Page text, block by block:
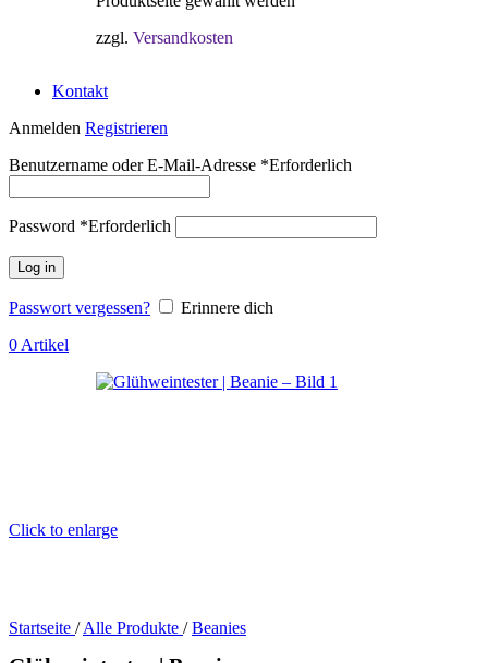
zzgl. Versandkosten
Kontakt
Anmelden Registrieren
Benutzername oder E-Mail-Adresse *Erforderlich
Password *Erforderlich
Log in
Passwort vergessen?
Erinnere dich
0 Artikel
Click to enlarge
Startseite / Alle Produkte / Beanies